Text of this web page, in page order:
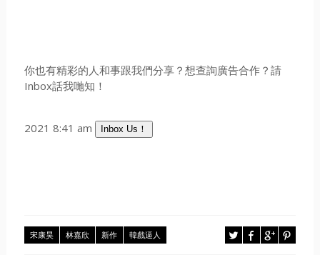
你也有精彩的人和事跟我們分享？想查詢廣告合作？請
Inbox話我哋知！
2021 8:41 am Inbox Us！
宋康昊 林嘉欣 新作 韓戲逼人